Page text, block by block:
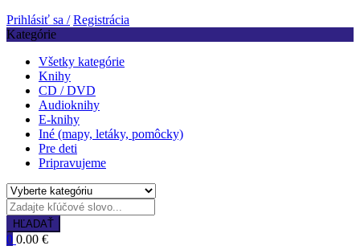
Prihlásiť sa / Registrácia
Kategórie
Všetky kategórie
Knihy
CD / DVD
Audioknihy
E-knihy
Iné (mapy, letáky, pomôcky)
Pre deti
Pripravujeme
HĽADAŤ
0 0.00 €